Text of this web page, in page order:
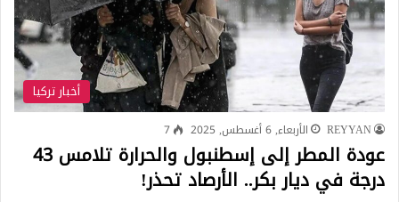
أخبار تركيا
REYYAN الأربعاء, 6 أغسطس, 2025 7
عودة المطر إلى إسطنبول والحرارة تلامس 43
درجة في ديار بكر.. الأرصاد تحذر!